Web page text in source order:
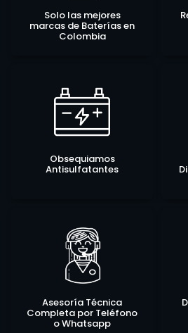
Solo las mejores
marcas de Baterías en
Colombia
Obsequiamos
Antisulfatantes
Asesoría Técnica
Completa por Teléfono
o Whatsapp